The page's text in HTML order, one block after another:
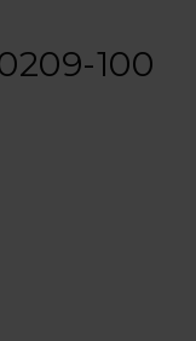
100